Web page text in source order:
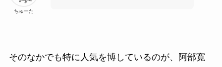
ちゅーた
そのなかでも特に人気を博しているのが、阿部寛